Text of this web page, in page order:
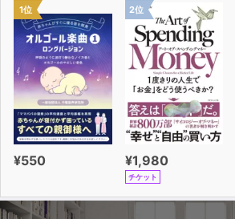
1位
¥550
2位
¥1,980
チケット